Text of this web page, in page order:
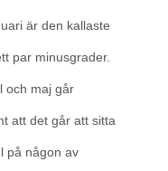
är den kallaste
par minusgrader.
och maj går
att det går att sitta
på någon av